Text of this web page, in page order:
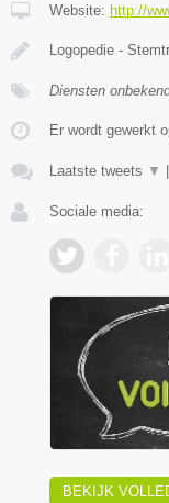
Website: http://
Logopedie -
Diensten
Er wordt gewerkt
Laatste tweets ▼ |
Sociale media:
BEKIJK